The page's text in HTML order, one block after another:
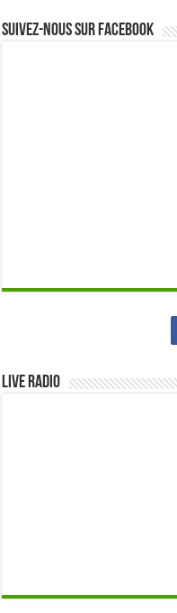
Suivez-nous sur Facebook
Live Radio